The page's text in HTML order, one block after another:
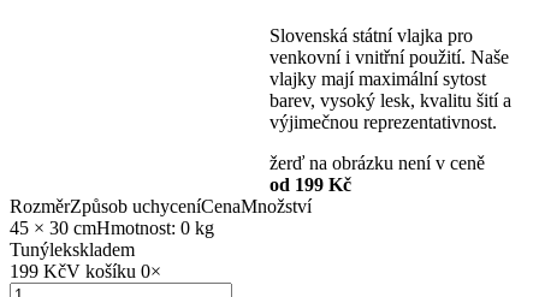
Slovenská státní vlajka pro
venkovní i vnitřní použití. Naše
vlajky mají maximální sytost
barev, vysoký lesk, kvalitu šití a
výjimečnou reprezentativnost.
žerď na obrázku není v ceně
od 199 Kč
RozměrZpůsob uchyceníCenaMnožství
45 × 30 cmHmotnost: 0 kg
Tunýlekskladem
199 KčV košíku 0×